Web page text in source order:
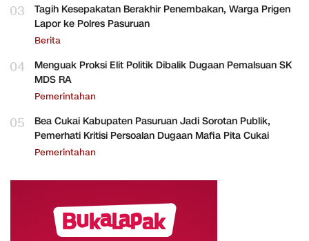
03
Tagih Kesepakatan Berakhir Penembakan, Warga Prigen
Lapor ke Polres Pasuruan
Berita
04
Menguak Proksi Elit Politik Dibalik Dugaan Pemalsuan SK
MDS RA
Pemerintahan
05
Bea Cukai Kabupaten Pasuruan Jadi Sorotan Publik,
Pemerhati Kritisi Persoalan Dugaan Mafia Pita Cukai
Pemerintahan